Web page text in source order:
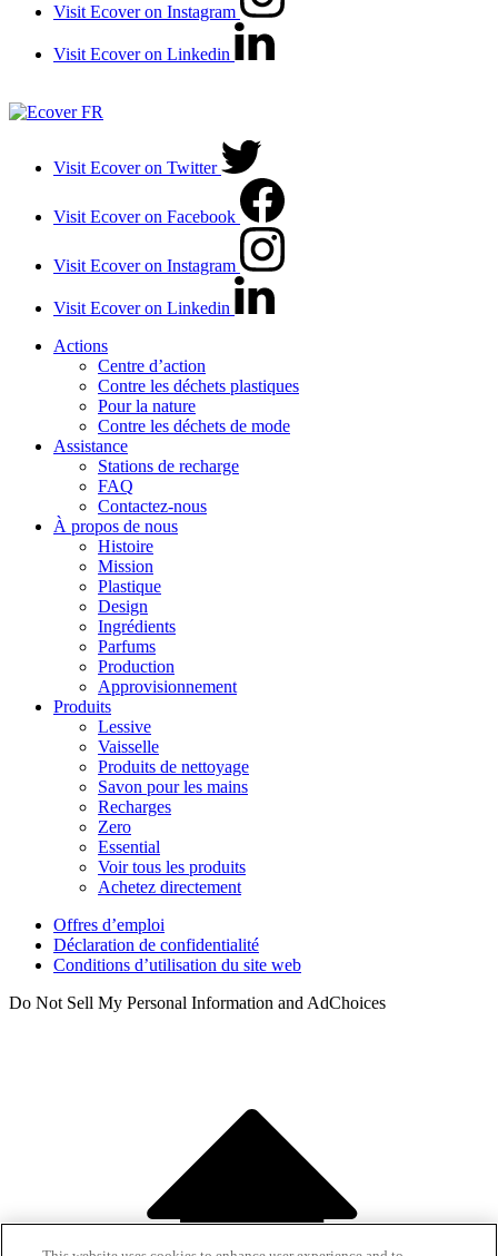
Visit Ecover on Instagram
Visit Ecover on Linkedin
Visit Ecover on Twitter
Visit Ecover on Facebook
Visit Ecover on Instagram
Visit Ecover on Linkedin
Actions
Centre d’action
Contre les déchets plastiques
Pour la nature
Contre les déchets de mode
Assistance
Stations de recharge
FAQ
Contactez-nous
À propos de nous
Histoire
Mission
Plastique
Design
Ingrédients
Parfums
Production
Approvisionnement
Produits
Lessive
Vaisselle
Produits de nettoyage
Savon pour les mains
Recharges
Zero
Essential
Voir tous les produits
Achetez directement
Offres d’emploi
Déclaration de confidentialité
Conditions d’utilisation du site web
Do Not Sell My Personal Information and AdChoices